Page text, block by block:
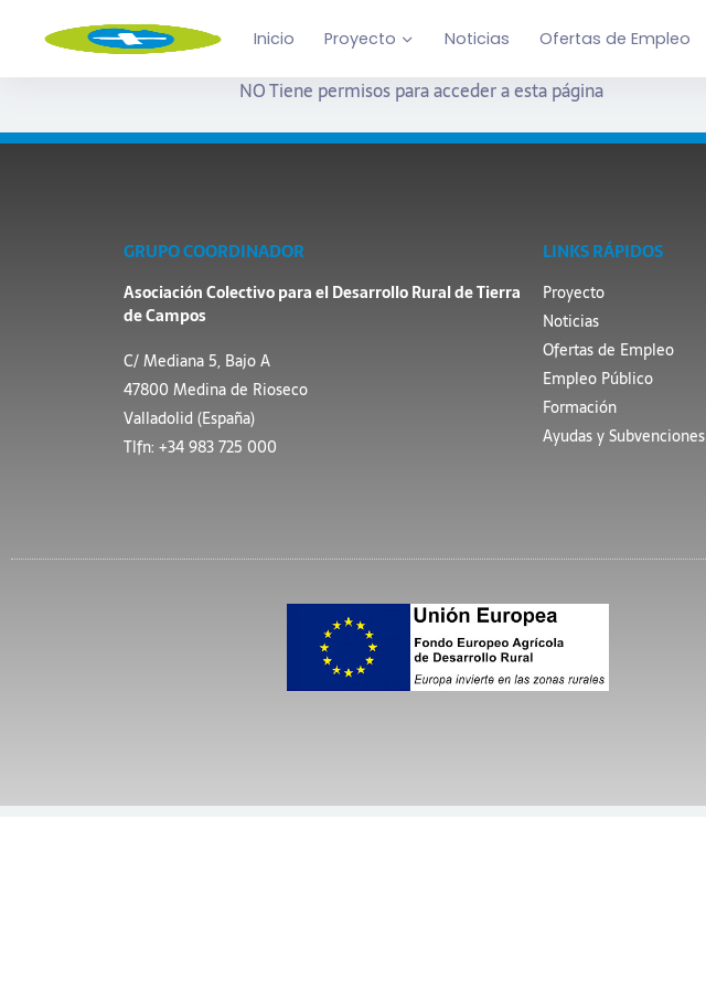
Inicio Proyecto Noticias Ofertas de Empleo
NO Tiene permisos para acceder a esta página
GRUPO COORDINADOR
Asociación Colectivo para el Desarrollo Rural de Tierra
de Campos
C/ Mediana 5, Bajo A
47800 Medina de Rioseco
Valladolid (España)
Tlfn: +34 983 725 000
LINKS RÁPIDOS
Proyecto
Noticias
Ofertas de Empleo
Empleo Público
Formación
Ayudas y Subvenciones